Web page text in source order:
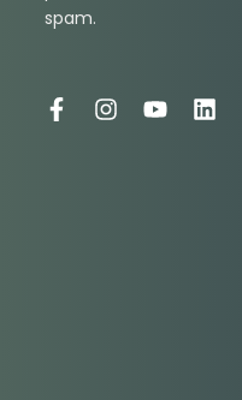
spam.
F
I
Y
L